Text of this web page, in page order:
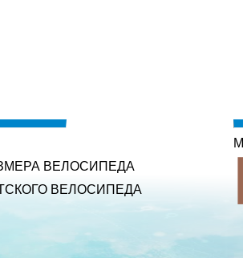
ВЕЛОСИПЕДА
ВЕЛОСИПЕДА